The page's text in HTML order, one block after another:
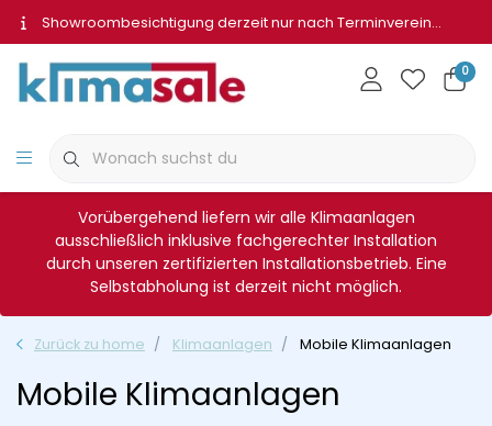
Showroombesichtigung derzeit nur nach Terminvereinbarung
0
Vorübergehend liefern wir alle Klimaanlagen
ausschließlich inklusive fachgerechter Installation
durch unseren zertifizierten Installationsbetrieb. Eine
Selbstabholung ist derzeit nicht möglich.
Zurück zu home Klimaanlagen Mobile Klimaanlagen
Mobile Klimaanlagen